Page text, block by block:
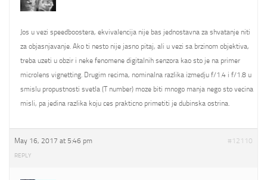
Jos u vezi speedboostera, ekvivalencija nije bas jednostavna za shvatanje niti
za objasnjavanje. Ako ti nesto nije jasno pitaj, ali u vezi sa brzinom objektiva,
treba uzeti u obzir i neke fenomene digitalnih senzora kao sto je na primer
microlens vignetting. Drugim recima, nominalna razlika izmedju f/1.4 i f/1.8 u
smislu propustnosti svetla (T number) moze biti mnogo manja nego sto vecina
misli, pa jedina razlika koju ces prakticno primetiti je dubinska ostrina.
May 16, 2017 at 5:46 pm #12110
REPLY